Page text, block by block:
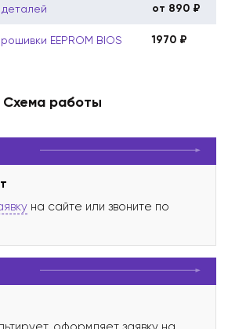
от 890 ₽
EEPROM BIOS 1970 ₽
Схема работы
на сайте или звоните по